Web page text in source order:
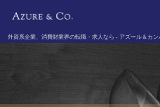
外資系企業、消費財業界の転職・求人なら - アズール＆カン